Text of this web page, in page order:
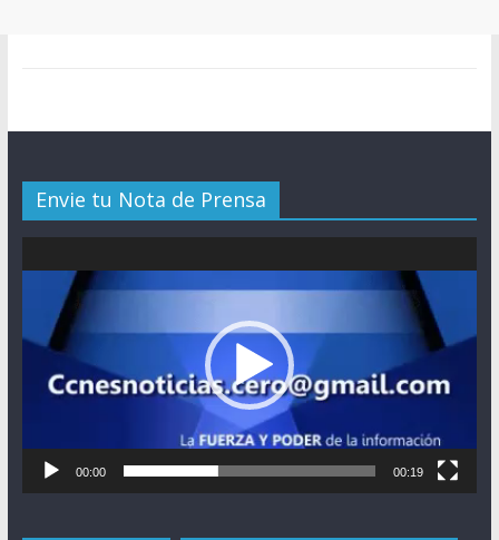
Envie tu Nota de Prensa
de
00:00 00:19